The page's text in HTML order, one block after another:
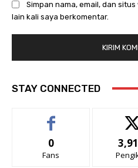
Simpan nama, email, dan
lain kali saya berkomentar.
STAY CONNECTED
0
Fans